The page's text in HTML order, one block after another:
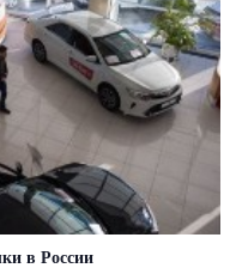
в России